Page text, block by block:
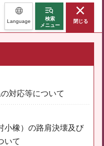
Language
検索
メニュー
閉じる
対応等について
小橡）の路肩決壊及び
いて